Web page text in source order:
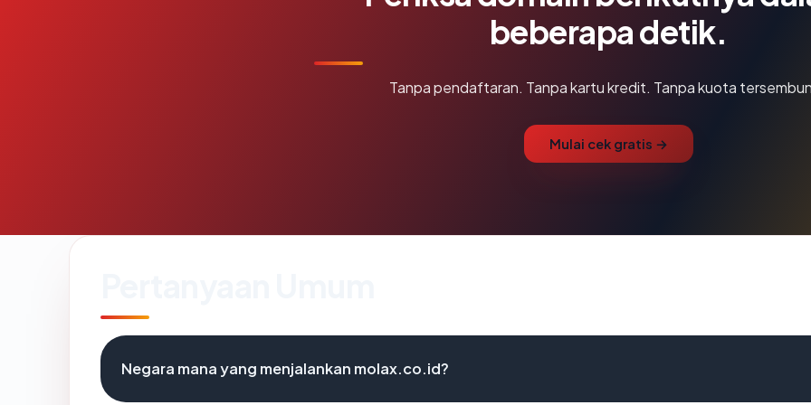
beberapa detik.
Tanpa pendaftaran. Tanpa kartu kredit. Tanpa kuota
Mulai cek gratis →
Negara mana yang menjalankan molax.co.id?